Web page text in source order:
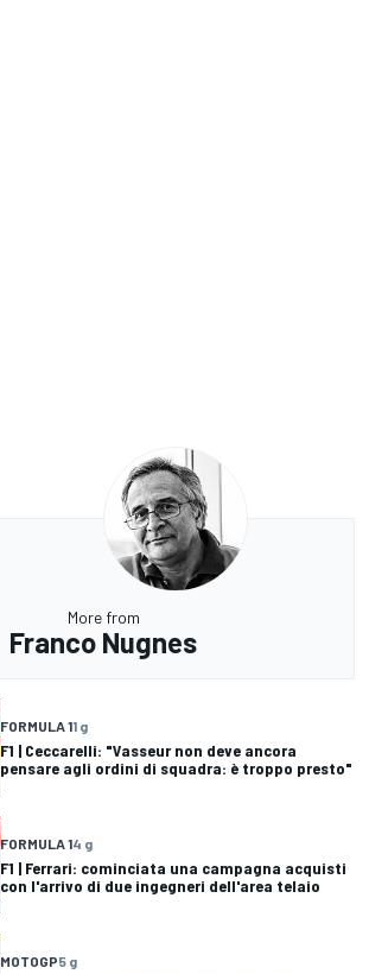
More from
Franco Nugnes
FORMULA 11 g
F1 | Ceccarelli: "Vasseur non deve ancora
pensare agli ordini di squadra: è troppo presto"
FORMULA 14 g
F1 | Ferrari: cominciata una campagna acquisti
con l'arrivo di due ingegneri dell'area telaio
MOTOGP5 g